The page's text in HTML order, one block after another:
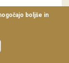
boljše in